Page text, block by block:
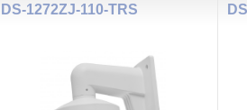
DS-1272ZJ-110-TRS